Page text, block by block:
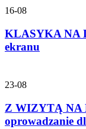
16-08
KLASYKA NA
ekranu
23-08
Z WIZYTĄ NA
oprowadzanie